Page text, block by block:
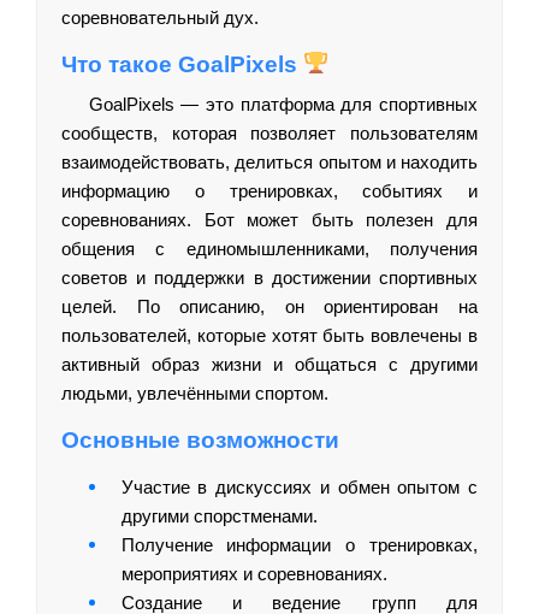
соревновательный дух.
Что такое GoalPixels
GoalPixels — это платформа для спортивных
сообществ, которая позволяет пользователям
взаимодействовать, делиться опытом и находить
информацию о тренировках, событиях и
соревнованиях. Бот может быть полезен для
общения с единомышленниками, получения
советов и поддержки в достижении спортивных
целей. По описанию, он ориентирован на
пользователей, которые хотят быть вовлечены в
активный образ жизни и общаться с другими
людьми, увлечёнными спортом.
Основные возможности
Участие в дискуссиях и обмен опытом с
другими спорстменами.
Получение информации о тренировках,
мероприятиях и соревнованиях.
Создание и ведение групп для